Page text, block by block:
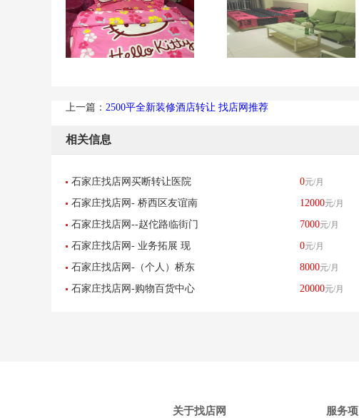
上一篇： 2500平全新装修酒店转让 找店网推荐
相关信息
石家庄找店网买断转让医院
及高端养老中心
0元/月
石家庄找店网- 桥西区友谊南
大街汇丰路高端汽车美容俱
12000元/月
石家庄找店网--赵佗路临街门
脸洗车店生意转让
7000元/月
石家庄找店网- 业务拓展 现
转让唯美陶瓷 红星美凯龙盈
0元/月
石家庄找店网-（个人）桥东
区中山路乐汇城饮品店转让-
8000元/月
石家庄找店网-购物百货中心 20000元/月
关于找店网 服务项